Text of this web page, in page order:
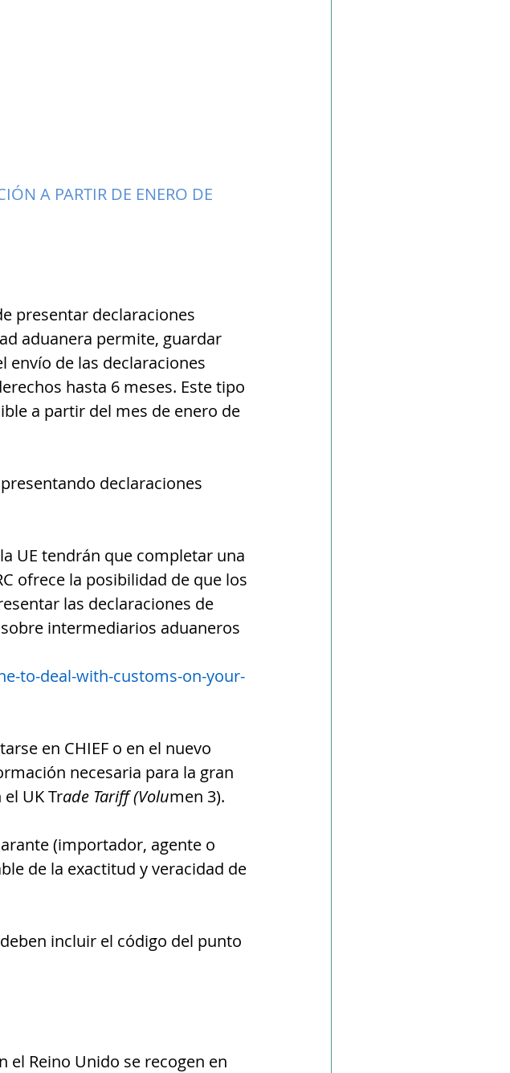
A PARTIR DE ENERO DE
presentar declaraciones
aduanera permite, guardar
envío de las declaraciones
hasta 6 meses. Este tipo
a partir del mes de enero de
declaraciones
UE tendrán que completar una
ofrece la posibilidad de que los
las declaraciones de
intermediarios aduaneros
to-deal-with-customs-on-your-
en CHIEF o en el nuevo
necesaria para la gran
UK Trade Tariff (Volumen 3).
(importador, agente o
de la exactitud y veracidad de
incluir el código del punto
el Reino Unido se recogen en